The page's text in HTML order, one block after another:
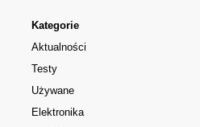
Kategorie
Aktualności
Testy
Używane
Elektronika